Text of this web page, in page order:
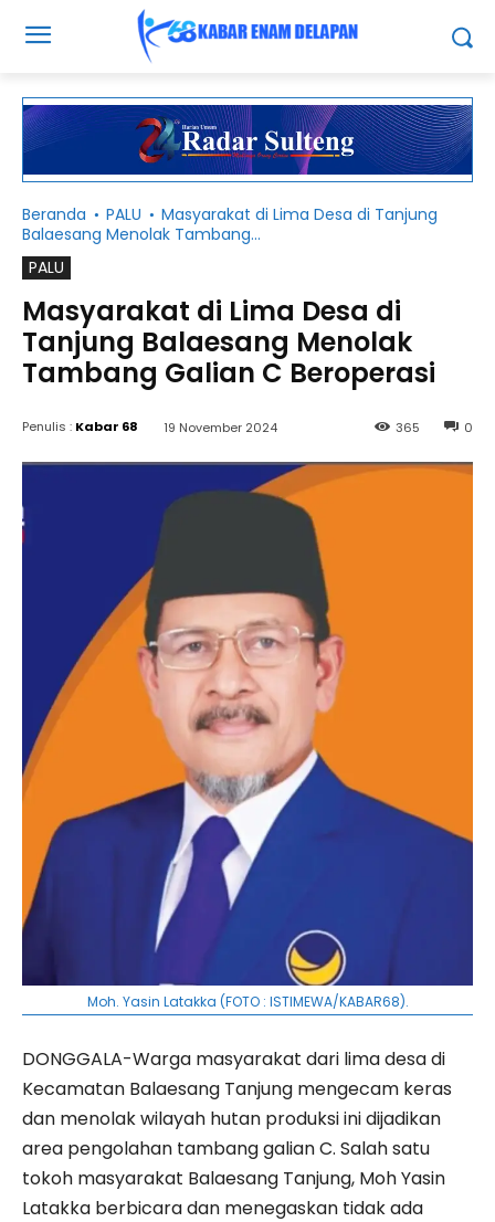
Beranda PALU
Masyarakat di Lima Desa di Tanjung
Balaesang Menolak Tambang...
PALU
Masyarakat di Lima Desa di
Tanjung Balaesang Menolak
Tambang Galian C Beroperasi
Penulis : Kabar 68 19 November 2024 0
365
Moh. Yasin Latakka (FOTO : ISTIMEWA/KABAR68).
DONGGALA-Warga masyarakat dari lima desa di
Kecamatan Balaesang Tanjung mengecam keras
dan menolak wilayah hutan produksi ini dijadikan
area pengolahan tambang galian C. Salah satu
tokoh masyarakat Balaesang Tanjung, Moh Yasin
Latakka berbicara dan menegaskan tidak ada